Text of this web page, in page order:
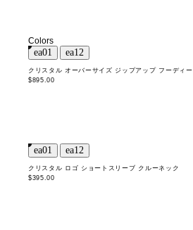
Colors
クリスタル オーバーサイズ ジップアップ フーディー
$895.00
クリスタル ロゴ ショートスリーブ クルーネック
$395.00